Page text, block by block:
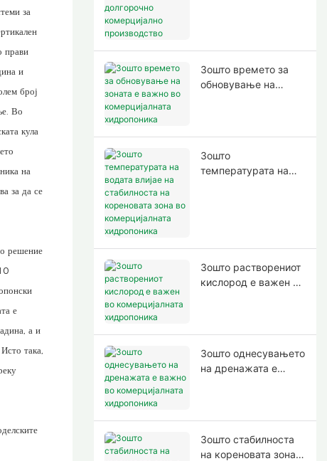
за
прави
и
број
Во
кула
на
за да се
решение
е
а и
така,
Зошто времето за
обновување на
Зошто
температурата на
Зошто растворениот
кислород е важен во
Зошто однесувањето
на дренажата е
Зошто стабилноста
на кореновата зона е